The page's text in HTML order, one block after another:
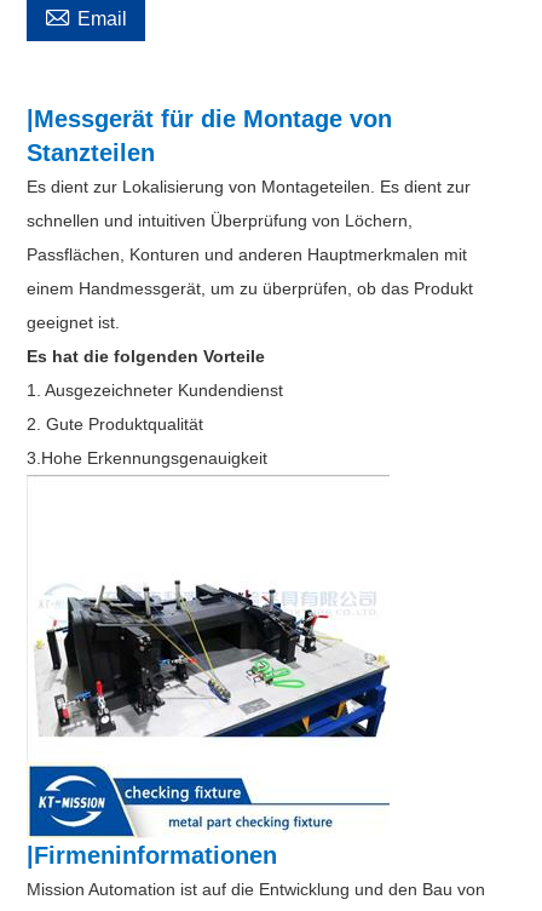
 Email
|Messgerät für die Montage von
Stanzteilen
Es dient zur Lokalisierung von Montageteilen. Es dient zur
schnellen und intuitiven Überprüfung von Löchern,
Passflächen, Konturen und anderen Hauptmerkmalen mit
einem Handmessgerät, um zu überprüfen, ob das Produkt
geeignet ist.
Es hat die folgenden Vorteile
1. Ausgezeichneter Kundendienst
2. Gute Produktqualität
3.Hohe Erkennungsgenauigkeit
|Firmeninformationen
Mission Automation ist auf die Entwicklung und den Bau von